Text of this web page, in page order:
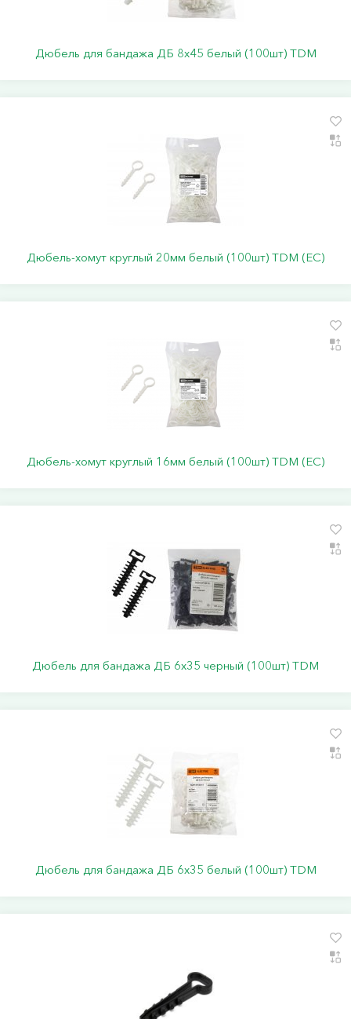
Дюбель для бандажа ДБ 8х45 белый (100шт) TDM
Дюбель-хомут круглый 20мм белый (100шт) TDM (ЕС)
Дюбель-хомут круглый 16мм белый (100шт) TDM (ЕС)
Дюбель для бандажа ДБ 6х35 черный (100шт) TDM
Дюбель для бандажа ДБ 6х35 белый (100шт) TDM